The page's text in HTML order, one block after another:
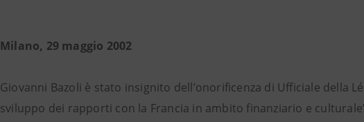
Milano, 29 maggio 2002
Giovanni Bazoli è stato insignito dell’onorificenza di Ufficiale della
sviluppo dei rapporti con la Francia in ambito finanziario e